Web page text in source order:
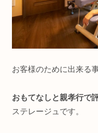
お客様のために出来る
おもてなしと親孝行で
ステレージュです。